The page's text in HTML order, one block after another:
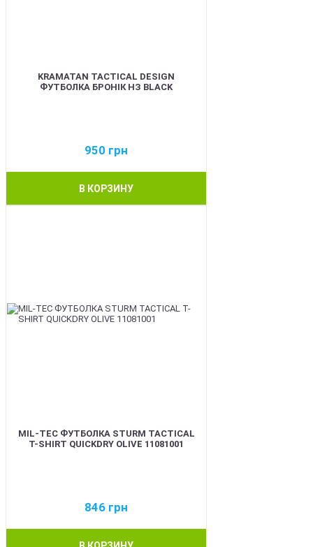
KRAMATAN TACTICAL DESIGN
ФУТБОЛКА БРОНІК НЗ BLACK
950 грн
В КОРЗИНУ
MIL-TEC ФУТБОЛКА STURM TACTICAL
T-SHIRT QUICKDRY OLIVE 11081001
846 грн